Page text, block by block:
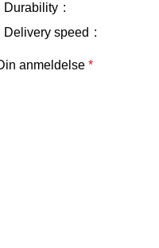
Durability
Delivery speed
anmeldelse *